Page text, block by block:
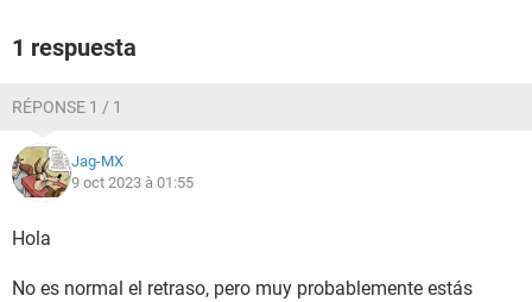
1 respuesta
RÉPONSE 1 / 1
Jag-MX
9 oct 2023 à 01:55
Hola
No es normal el retraso, pero muy probablemente estás